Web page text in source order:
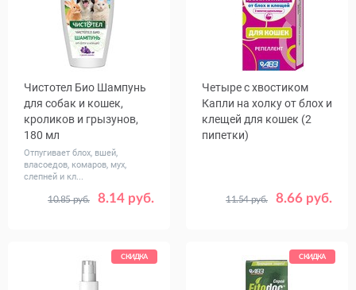
Чистотел Био Шампунь
для собак и кошек,
кроликов и грызунов,
180 мл
Отпугивает блох, вшей,
власоедов, комаров, мух,
слепней и кл...
8.14 руб.
10.85 руб.
Четыре с хвостиком
Капли на холку от блох и
клещей для кошек (2
пипетки)
8.66 руб.
11.54 руб.
СКИДКА СКИДКА